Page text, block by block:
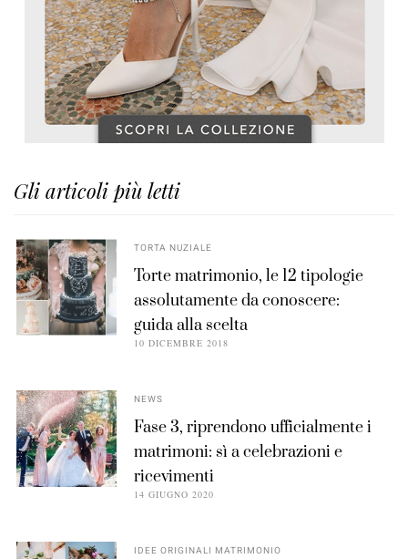
Gli articoli più letti
TORTA NUZIALE
Torte matrimonio, le 12 tipologie
assolutamente da conoscere:
guida alla scelta
10 DICEMBRE 2018
NEWS
Fase 3, riprendono ufficialmente i
matrimoni: sì a celebrazioni e
ricevimenti
14 GIUGNO 2020
IDEE ORIGINALI MATRIMONIO